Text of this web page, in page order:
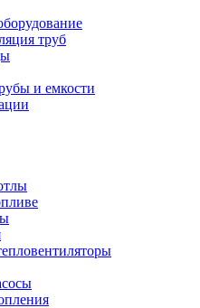
труб
и емкости